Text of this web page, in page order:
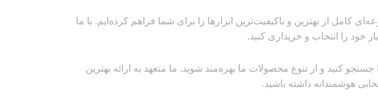
کامل از بهترین و باکیفیت‌ترین ابزارها را برای شما فراهم کرده‌ایم. با ما
خود را انتخاب و خریداری کنید.
کنید و از تنوع محصولات ما بهره‌مند شوید. ما متعهد به ارائه بهترین
هوشمندانه داشته باشید.